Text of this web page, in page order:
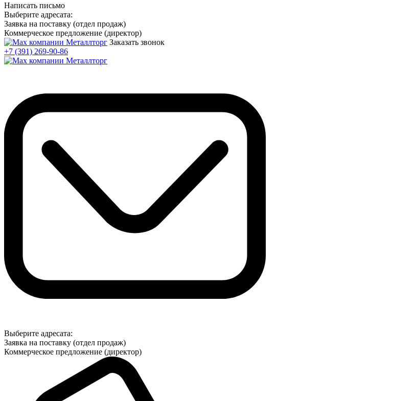
Написать письмо
Выберите адресата:
Заявка на поставку (отдел продаж)
Коммерческое предложение (директор)
Заказать звонок
+7 (391) 269-90-86
Выберите адресата:
Заявка на поставку (отдел продаж)
Коммерческое предложение (директор)